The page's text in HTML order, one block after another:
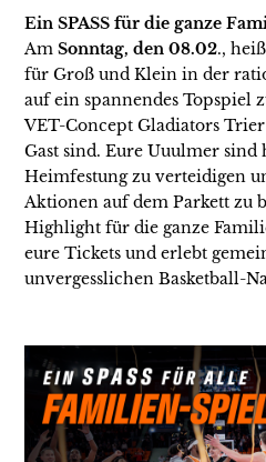
Ein SPASS für die ganze
Am Sonntag, den 08.02.,
für Groß und Klein in der
auf ein spannendes Topspiel
VET-Concept Gladiators
Gast sind. Eure Uuulmer
Heimfestung zu verteidigen
Aktionen auf dem Parkett zu
Highlight für die ganze
eure Tickets und erlebt
unvergesslichen Basketball-